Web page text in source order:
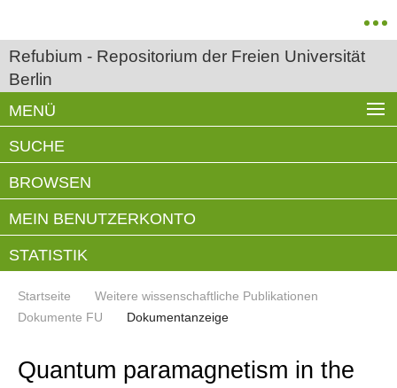
Refubium - Repositorium der Freien Universität
Berlin
MENÜ
SUCHE
BROWSEN
MEIN BENUTZERKONTO
STATISTIK
Startseite
Weitere wissenschaftliche Publikationen
Dokumente FU
Dokumentanzeige
Quantum paramagnetism in the